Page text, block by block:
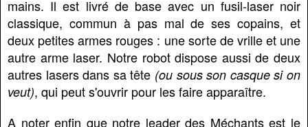
mains. Il est livré de base avec un fusil-laser noir
classique, commun à pas mal de ses copains, et
deux petites armes rouges : une sorte de vrille et une
autre arme laser. Notre robot dispose aussi de deux
autres lasers dans sa tête (ou sous son casque si on
veut), qui peut s'ouvrir pour les faire apparaître.
A noter enfin que notre leader des Méchants est le